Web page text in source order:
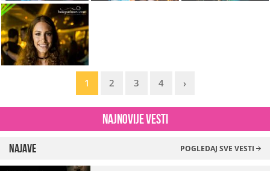
1 2 3 4 ›
Najnovije vesti
Najave POGLEDAJ SVE VESTI